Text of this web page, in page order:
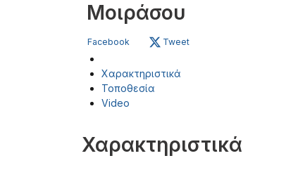
Μοιράσου
Facebook Tweet
Χαρακτηριστικά
Τοποθεσία
Video
Χαρακτηριστικά